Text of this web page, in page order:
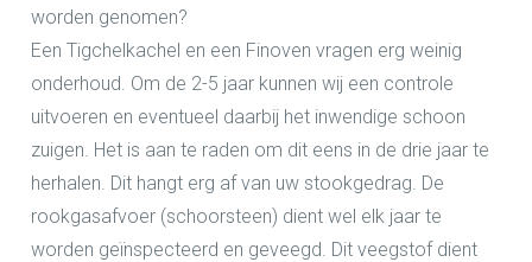
worden genomen?
Een Tigchelkachel en een Finoven vragen erg weinig
onderhoud. Om de 2-5 jaar kunnen wij een controle
uitvoeren en eventueel daarbij het inwendige schoon
zuigen. Het is aan te raden om dit eens in de drie jaar te
herhalen. Dit hangt erg af van uw stookgedrag. De
rookgasafvoer (schoorsteen) dient wel elk jaar te
worden geïnspecteerd en geveegd. Dit veegstof dient